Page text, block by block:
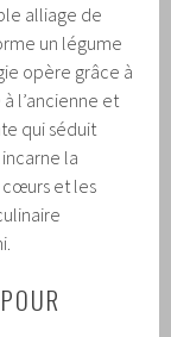
alliage de
un légume
opère grâce à
l’ancienne et
qui séduit
la
et les